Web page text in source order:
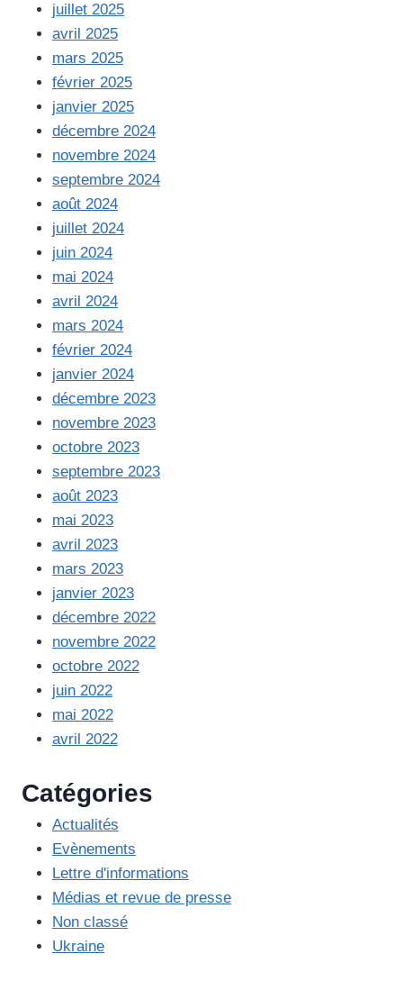
juillet 2025
avril 2025
mars 2025
février 2025
janvier 2025
décembre 2024
novembre 2024
septembre 2024
août 2024
juillet 2024
juin 2024
mai 2024
avril 2024
mars 2024
février 2024
janvier 2024
décembre 2023
novembre 2023
octobre 2023
septembre 2023
août 2023
mai 2023
avril 2023
mars 2023
janvier 2023
décembre 2022
novembre 2022
octobre 2022
juin 2022
mai 2022
avril 2022
Catégories
Actualités
Evènements
Lettre d'informations
Médias et revue de presse
Non classé
Ukraine